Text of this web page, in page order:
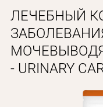
ЛЕЧЕБНЫЙ
- URINARY